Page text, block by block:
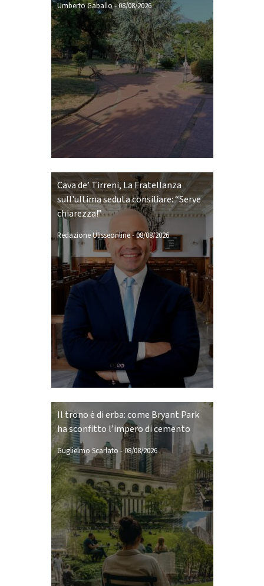
Umberto Gaballo-08/08/2026
Cava de’ Tirreni, La Fratellanza
sull'ultima seduta consiliare: “Serve
chiarezza!”
Redazione Ulisseonline-08/08/2026
Il trono è di erba: come Bryant Park
ha sconfitto l’impero di cemento
Guglielmo Scarlato -08/08/2026